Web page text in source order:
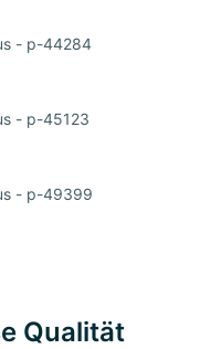
- p-44284
- p-45123
- p-49399
Qualität